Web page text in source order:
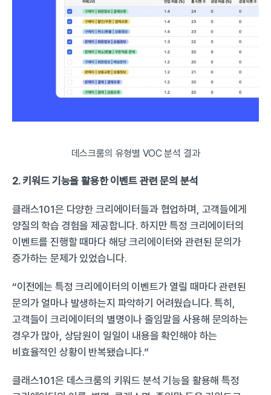
데스크룸의 유형별 VOC 분석 결과
2. 키워드 기능을 활용한 이벤트 관련 문의 분석
클래스101은 다양한 크리에이터들과 협업하며, 고객들에게
양질의 학습 경험을 제공합니다. 하지만 특정 크리에이터의
이벤트를 진행할 때마다 해당 크리에이터와 관련된 문의가
증가하는 문제가 있었습니다.
“이전에는 특정 크리에이터의 이벤트가 열릴 때마다 관련된
문의가 얼마나 발생하는지 파악하기 어려웠습니다. 특히,
고객들이 크리에이터의 별명이나 줄임말을 사용해 문의하는
경우가 많아, 상담원이 일일이 내용을 확인해야 하는
비효율적인 상황이 반복됐습니다.”
클래스101은 데스크룸의 키워드 분석 기능을 활용해 특정